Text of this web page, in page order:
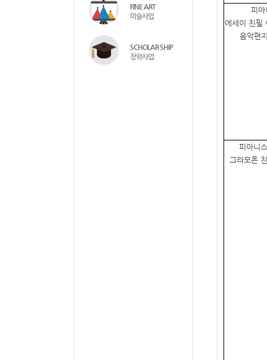
FINE ART
미술사업
SCHOLAR SHIP
장학사업
피아
에세이 친필
음악편
피아니
그라모폰